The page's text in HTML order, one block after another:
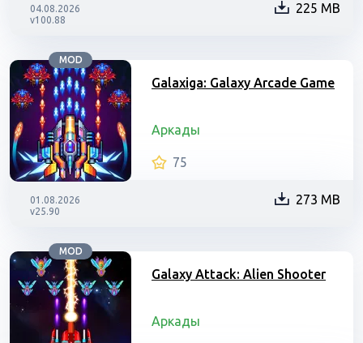
04.08.2026
v100.88
225 MB
MOD
Galaxiga: Galaxy Arcade Game
Аркады
75
01.08.2026
v25.90
273 MB
MOD
Galaxy Attack: Alien Shooter
Аркады